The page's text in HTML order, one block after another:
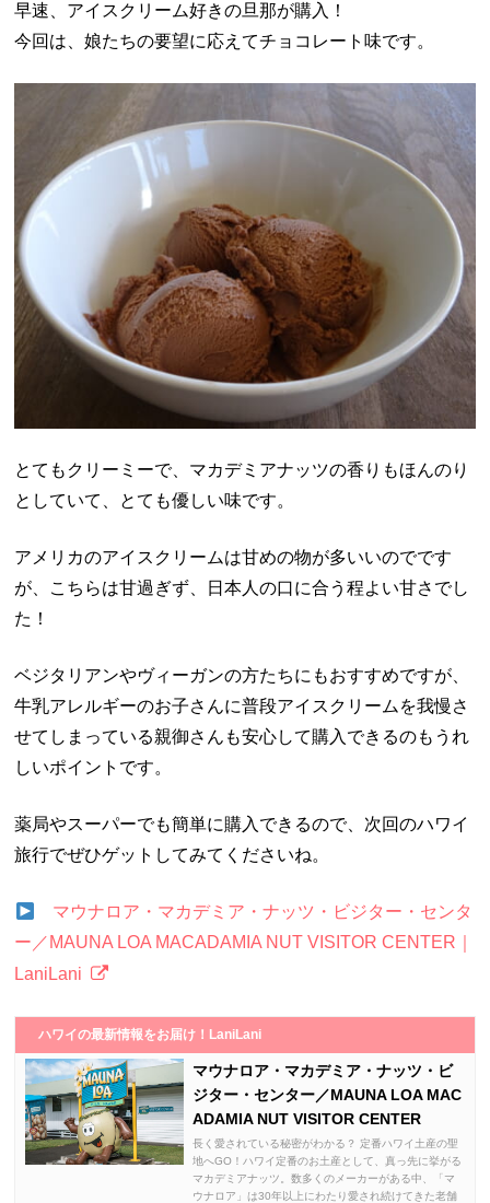
早速、アイスクリーム好きの旦那が購入！
今回は、娘たちの要望に応えてチョコレート味です。
とてもクリーミーで、マカデミアナッツの香りもほんのり
としていて、とても優しい味です。
アメリカのアイスクリームは甘めの物が多いいのでです
が、こちらは甘過ぎず、日本人の口に合う程よい甘さでし
た！
ベジタリアンやヴィーガンの方たちにもおすすめですが、
牛乳アレルギーのお子さんに普段アイスクリームを我慢さ
せてしまっている親御さんも安心して購入できるのもうれ
しいポイントです。
薬局やスーパーでも簡単に購入できるので、次回のハワイ
旅行でぜひゲットしてみてくださいね。
マウナロア・マカデミア・ナッツ・ビジター・センタ
ー／MAUNA LOA MACADAMIA NUT VISITOR CENTER｜
LaniLani
ハワイの最新情報をお届け！LaniLani
マウナロア・マカデミア・ナッツ・ビ
ジター・センター／MAUNA LOA MAC
ADAMIA NUT VISITOR CENTER
長く愛されている秘密がわかる？ 定番ハワイ土産の聖
地へGO！ハワイ定番のお土産として、真っ先に挙がる
マカデミアナッツ。数多くのメーカーがある中、「マ
ウナロア」は30年以上にわたり愛され続けてきた老舗